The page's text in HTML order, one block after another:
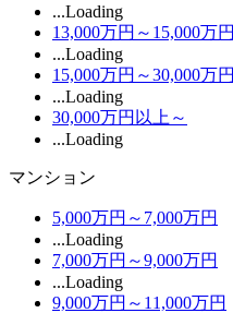
...Loading
13,000万円～15,000万円
...Loading
15,000万円～30,000万円
...Loading
30,000万円以上～
...Loading
マンション
5,000万円～7,000万円
...Loading
7,000万円～9,000万円
...Loading
9,000万円～11,000万円